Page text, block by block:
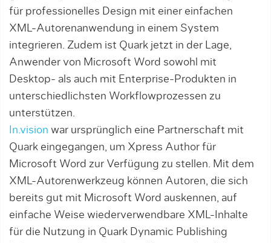
für professionelles Design mit einer einfachen
XML-Autorenanwendung in einem System
integrieren. Zudem ist Quark jetzt in der Lage,
Anwender von Microsoft Word sowohl mit
Desktop- als auch mit Enterprise-Produkten in
unterschiedlichsten Workflowprozessen zu
unterstützen.
In.vision war ursprünglich eine Partnerschaft mit
Quark eingegangen, um Xpress Author für
Microsoft Word zur Verfügung zu stellen. Mit dem
XML-Autorenwerkzeug können Autoren, die sich
bereits gut mit Microsoft Word auskennen, auf
einfache Weise wiederverwendbare XML-Inhalte
für die Nutzung in Quark Dynamic Publishing